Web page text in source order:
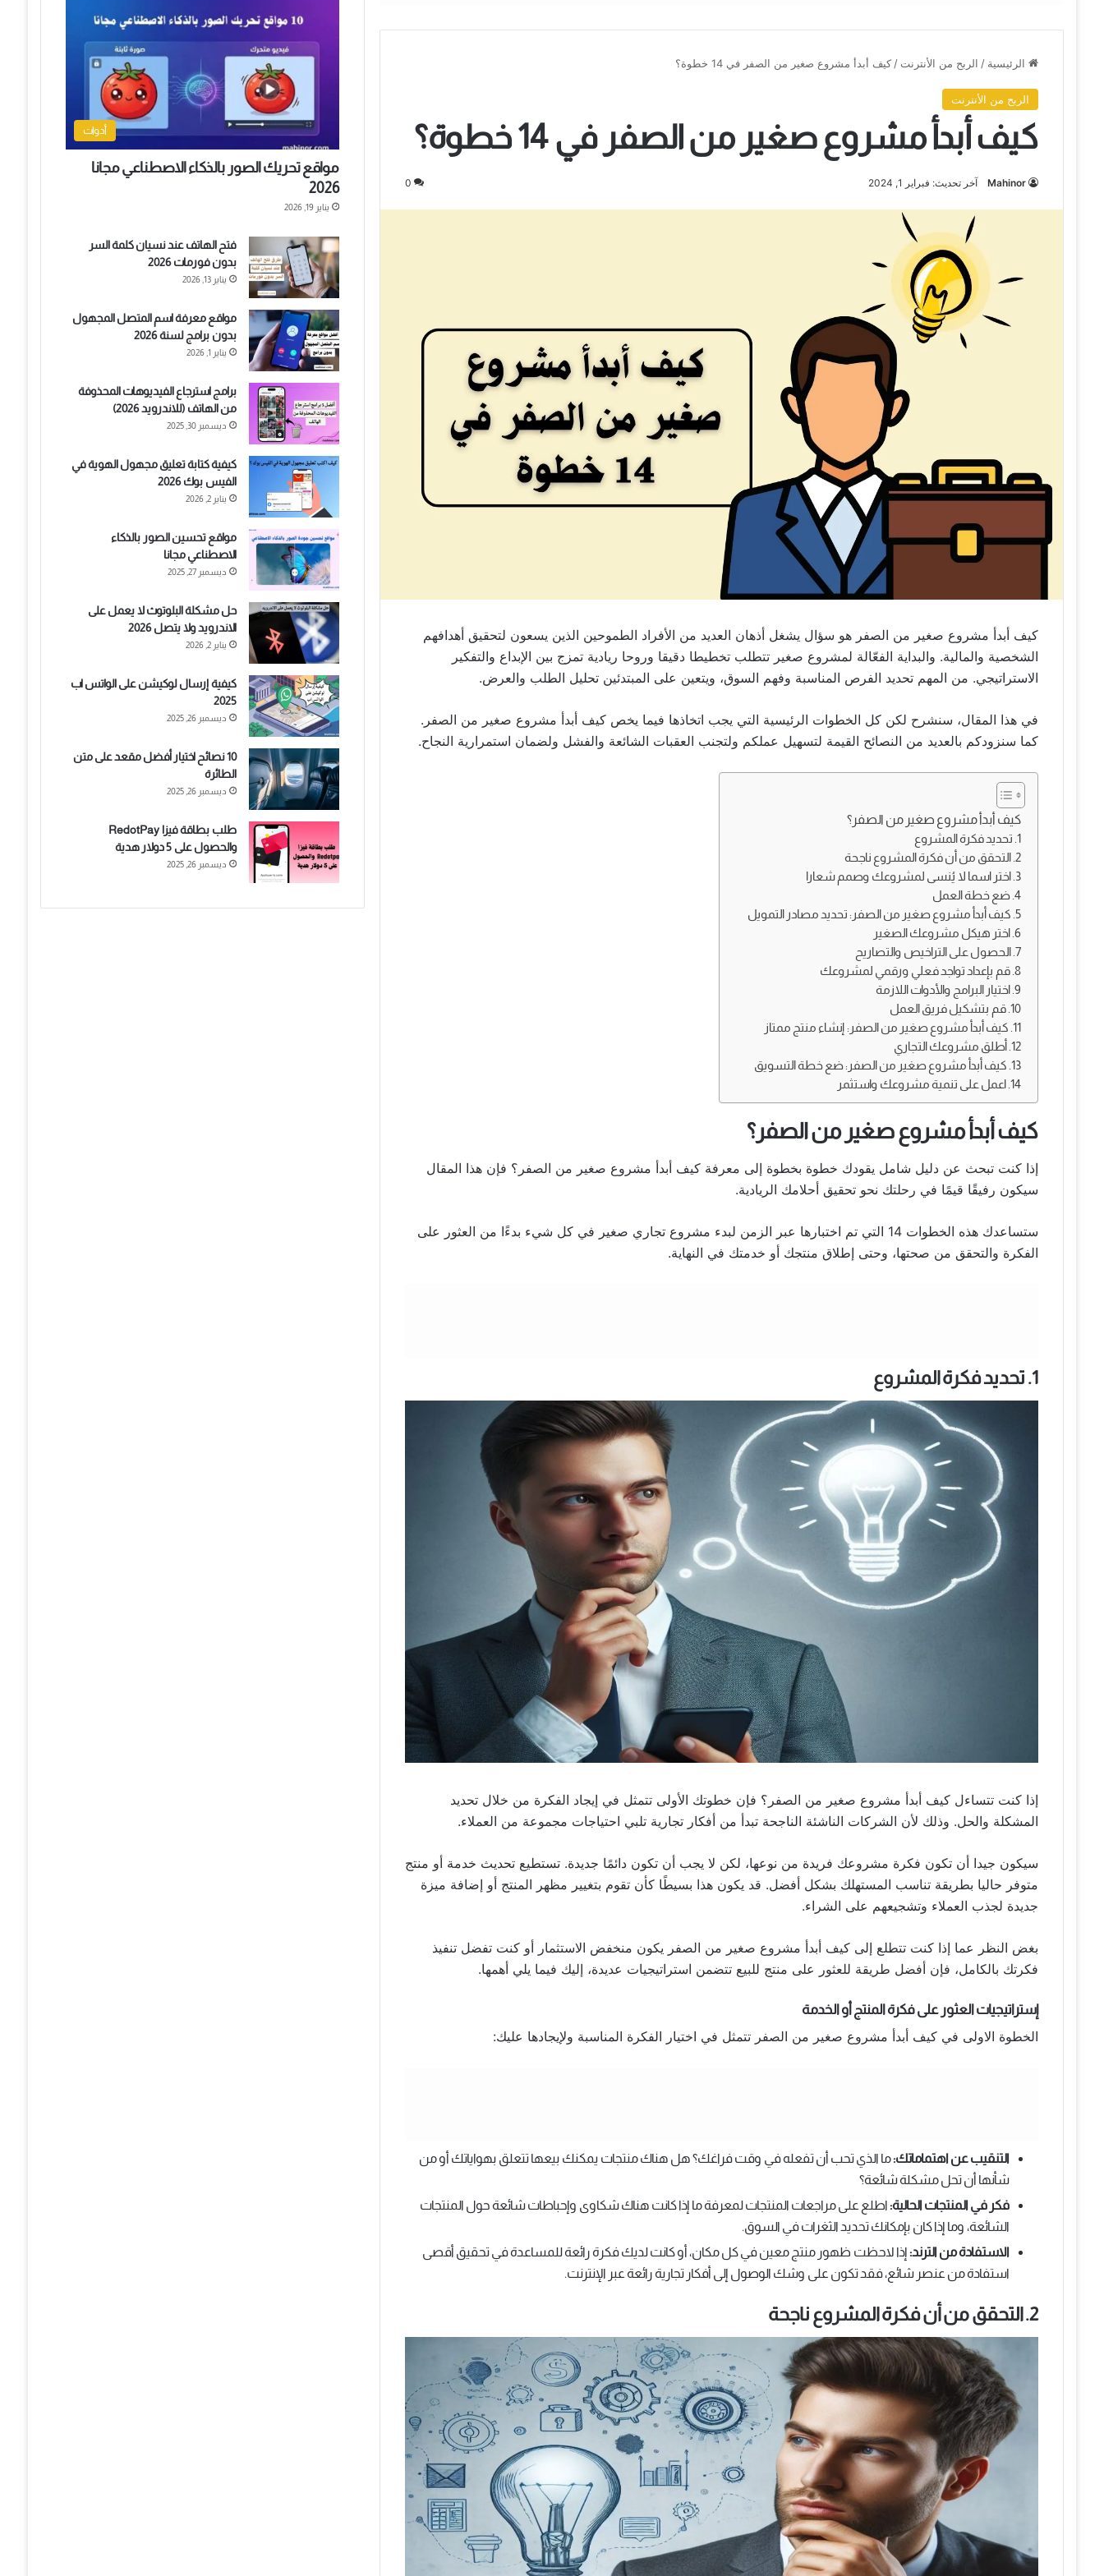
الرئيسية / الربح من الأنترنت / كيف أبدأ مشروع صغير من الصفر في 14 خطوة؟
الربح من الأنترنت
كيف أبدأ مشروع صغير من الصفر في 14 خطوة؟
Mahinor آخر تحديث: فبراير 1, 2024 0
كيف أبدأ مشروع صغير من الصفر هو سؤال يشغل أذهان العديد من الأفراد الطموحين الذين يسعون لتحقيق أهدافهم
الشخصية والمالية. والبداية الفعّالة لمشروع صغير تتطلب تخطيطا دقيقا وروحا ريادية تمزج بين الإبداع والتفكير
الاستراتيجي. من المهم تحديد الفرص المناسبة وفهم السوق، ويتعين على المبتدئين تحليل الطلب والعرض.
في هذا المقال، سنشرح لكن كل الخطوات الرئيسية التي يجب اتخاذها فيما يخص كيف أبدأ مشروع صغير من الصفر.
كما سنزودكم بالعديد من النصائح القيمة لتسهيل عملكم ولتجنب العقبات الشائعة والفشل ولضمان استمرارية النجاح.
كيف أبدأ مشروع صغير من الصفر؟
1. تحديد فكرة المشروع
2. التحقق من أن فكرة المشروع ناجحة
3. اختر اسما لا يُنسى لمشروعك وصمم شعارا
4. ضع خطة العمل
5. كيف أبدأ مشروع صغير من الصفر: تحديد مصادر التمويل
6. اختر هيكل مشروعك الصغير
7. الحصول على التراخيص والتصاريح
8. قم بإعداد تواجد فعلي ورقمي لمشروعك
9. اختيار البرامج والأدوات اللازمة
10. قم بتشكيل فريق العمل
11. كيف أبدأ مشروع صغير من الصفر: إنشاء منتج ممتاز
12. أطلق مشروعك التجاري
13. كيف أبدأ مشروع صغير من الصفر: ضع خطة التسويق
14. اعمل على تنمية مشروعك واستثمر
كيف أبدأ مشروع صغير من الصفر؟
إذا كنت تبحث عن دليل شامل يقودك خطوة بخطوة إلى معرفة كيف أبدأ مشروع صغير من الصفر؟ فإن هذا المقال
سيكون رفيقًا قيمًا في رحلتك نحو تحقيق أحلامك الريادية.
ستساعدك هذه الخطوات 14 التي تم اختبارها عبر الزمن لبدء مشروع تجاري صغير في كل شيء بدءًا من العثور على
الفكرة والتحقق من صحتها، وحتى إطلاق منتجك أو خدمتك في النهاية.
1. تحديد فكرة المشروع
إذا كنت تتساءل كيف أبدأ مشروع صغير من الصفر؟ فإن خطوتك الأولى تتمثل في إيجاد الفكرة من خلال تحديد
المشكلة والحل. وذلك لأن الشركات الناشئة الناجحة تبدأ من أفكار تجارية تلبي احتياجات مجموعة من العملاء.
سيكون جيدا أن تكون فكرة مشروعك فريدة من نوعها، لكن لا يجب أن تكون دائمًا جديدة. تستطيع تحديث خدمة أو منتج
متوفر حاليا بطريقة تناسب المستهلك بشكل أفضل. قد يكون هذا بسيطًا كأن تقوم بتغيير مظهر المنتج أو إضافة ميزة
جديدة لجذب العملاء وتشجيعهم على الشراء.
بغض النظر عما إذا كنت تتطلع إلى كيف أبدأ مشروع صغير من الصفر يكون منخفض الاستثمار أو كنت تفضل تنفيذ
فكرتك بالكامل، فإن أفضل طريقة للعثور على منتج للبيع تتضمن استراتيجيات عديدة، إليك فيما يلي أهمها.
إستراتيجيات العثور على فكرة المنتج أو الخدمة
الخطوة الاولى في كيف أبدأ مشروع صغير من الصفر تتمثل في اختيار الفكرة المناسبة ولإيجادها عليك:
التنقيب عن اهتماماتك:ما الذي تحب أن تفعله في وقت فراغك؟ هل هناك منتجات يمكنك بيعها تتعلق بهواياتك أو من
شأنها أن تحل مشكلة شائعة؟
فكر في المنتجات الحالية: اطلع على مراجعات المنتجات لمعرفة ما إذا كانت هناك شكاوى وإحباطات شائعة حول المنتجات
الشائعة، وما إذا كان بإمكانك تحديد الثغرات في السوق.
الاستفادة من الترند: إذا لاحظت ظهور منتج معين في كل مكان، أو كانت لديك فكرة رائعة للمساعدة في تحقيق أقصى
استفادة من عنصر شائع، فقد تكون على وشك الوصول إلى أفكار تجارية رائعة عبر الإنترنت.
2. التحقق من أن فكرة المشروع ناجحة
أدوات
مواقع تحريك الصور بالذكاء الاصطناعي مجانا
2026
يناير 19, 2026
فتح الهاتف عند نسيان كلمة السر
بدون فورمات 2026
يناير 13, 2026
مواقع معرفة اسم المتصل المجهول
بدون برامج لسنة 2026
يناير 1, 2026
برامج استرجاع الفيديوهات المحذوفة
من الهاتف (للاندرويد 2026)
ديسمبر 30, 2025
كيفية كتابة تعليق مجهول الهوية في
الفيس بوك 2026
يناير 2, 2026
مواقع تحسين الصور بالذكاء
الاصطناعي مجانا
ديسمبر 27, 2025
حل مشكلة البلوتوث لا يعمل على
الاندرويد ولا يتصل 2026
يناير 2, 2026
كيفية إرسال لوكيشن على الواتس اب
2025
ديسمبر 26, 2025
10 نصائح اختيار أفضل مقعد على متن
الطائرة
ديسمبر 26, 2025
طلب بطاقة فيزا RedotPay
والحصول على 5 دولار هدية
ديسمبر 26, 2025